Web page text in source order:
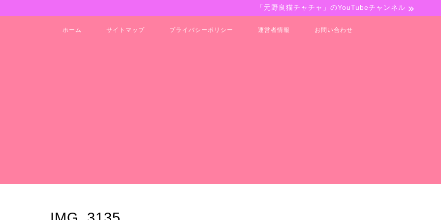
「元野良猫チャチャ」のYouTubeチャンネル
ホーム サイトマップ プライバシーポリシー 運営者情報 お問い合わせ